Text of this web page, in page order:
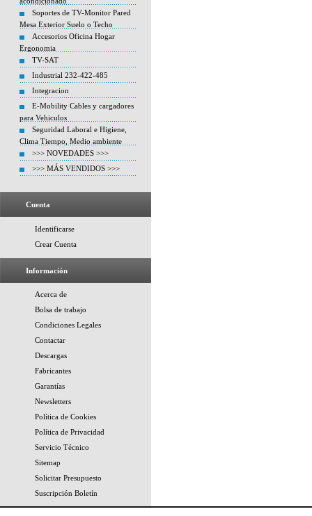
Soportes de TV-Monitor Pared
Mesa Exterior Suelo o Techo
Accesorios Oficina Hogar
Ergonomia
TV-SAT
Industrial 232-422-485
Integracion
E-Mobility Cables y cargadores
para Vehiculos
Seguridad Laboral e Higiene,
Clima Tiempo, Medio ambiente
>>> NOVEDADES >>>
>>> MÁS VENDIDOS >>>
Cuenta
Identificarse
Crear Cuenta
Información
Acerca de
Bolsa de trabajo
Condiciones Legales
Contactar
Descargas
Fabricantes
Garantías
Newsletters
Política de Cookies
Política de Privacidad
Servicio Técnico
Sitemap
Solicitar Presupuesto
Suscripción Boletín